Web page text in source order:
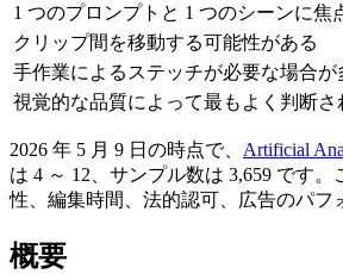
1 つのプロンプトと 1 つのシーンに焦
クリップ間を移動する可能性がある
手作業によるステッチが必要な場合が
視覚的な品質によって最もよく判断さ
2026 年 5 月 9 日の時点で、 Artificial
は 4 ～ 12、サンプル数は 3,659 です
性、編集時間、法的認可、広告のパフ
概要